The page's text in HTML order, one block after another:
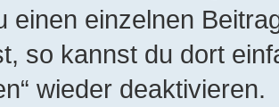
einen einzelnen
so kannst du dort
wieder deaktivieren.